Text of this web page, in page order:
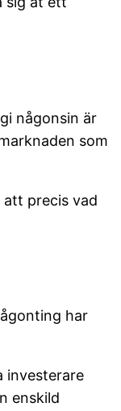
någonsin är
som
att precis vad
har
investerare
enskild